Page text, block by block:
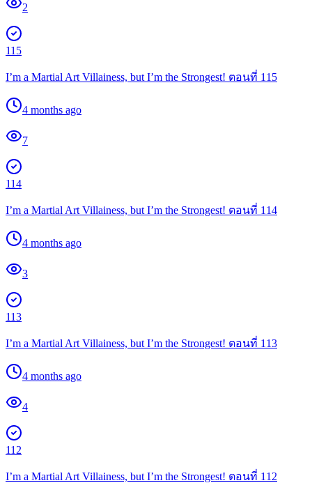
2
115
I’m a Martial Art Villainess, but I’m the Strongest! ตอนที่ 115
4 months ago
7
114
I’m a Martial Art Villainess, but I’m the Strongest! ตอนที่ 114
4 months ago
3
113
I’m a Martial Art Villainess, but I’m the Strongest! ตอนที่ 113
4 months ago
4
112
I’m a Martial Art Villainess, but I’m the Strongest! ตอนที่ 112